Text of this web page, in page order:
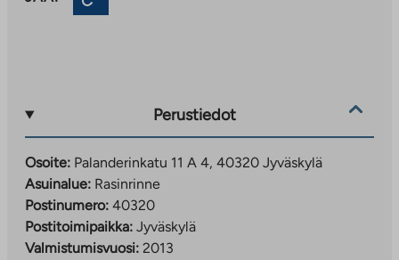
Perustiedot
Osoite: Palanderinkatu 11 A 4, 40320 Jyväskylä
Asuinalue: Rasinrinne
Postinumero: 40320
Postitoimipaikka: Jyväskylä
Valmistumisvuosi: 2013